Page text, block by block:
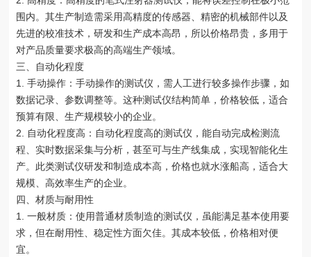
围内。其生产制造需采用高精度的传感器、精密的机械部件以及
先进的校准技术，研发和生产成本高昂，所以价格昂贵，多用于
对产品质量要求极高的高端生产领域。
三、自动化程度
1. 手动操作：手动操作的测试仪，需人工进行较多操作步骤，如
数据记录、参数调整等。这种测试仪结构简单，价格较低，适合
预算有限、生产规模较小的企业。
2. 自动化程度高：自动化程度高的测试仪，能自动完成检测流
程、实时数据采集与分析，甚至可与生产线集成，实现智能化生
产。此类测试仪研发和制造成本高，价格也就水涨船高，适合大
规模、高效率生产的企业。
四、材质与耐用性
1. 一般材质：使用普通材质制造的测试仪，虽能满足基本使用要
求，但在耐用性、稳定性方面欠佳。其成本较低，价格相对便
宜。